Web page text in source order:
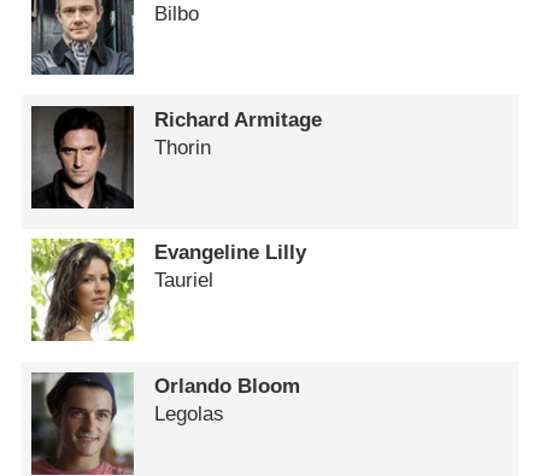
Bilbo
Richard Armitage
Thorin
Evangeline Lilly
Tauriel
Orlando Bloom
Legolas